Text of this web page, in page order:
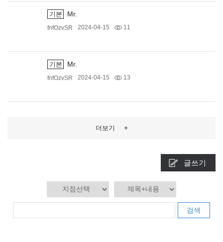
기본 Mr.
fnfOzvSR 2024-04-15 11
기본 Mr.
fnfOzvSR 2024-04-15 13
더보기 +
글쓰기
검색